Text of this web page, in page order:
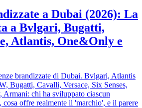
a Dubai (2026): La
a Bvlgari, Bugatti,
Atlantis, One&Only e
brandizzate di Dubai. Bvlgari, Atlantis
Bugatti, Cavalli, Versace, Six Senses,
Armani: chi ha sviluppato ciascun
cosa offre realmente il 'marchio', e il parere